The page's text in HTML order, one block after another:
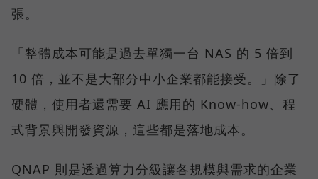
張。
「整體成本可能是過去單獨一台 NAS 的 5 倍到
10 倍，並不是大部分中小企業都能接受。」除了
硬體，使用者還需要 AI 應用的 Know-how、程
式背景與開發資源，這些都是落地成本。
QNAP 則是透過算力分級讓各規模與需求的企業